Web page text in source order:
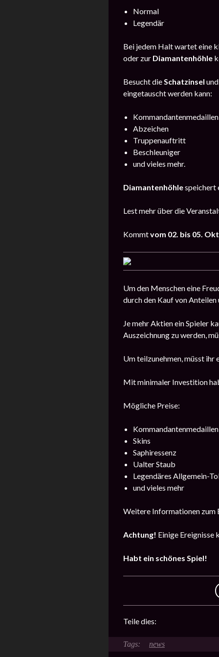
Normal
Legendär
Bei jedem Halt wartet eine
oder zur Diamantenhöhle
Besucht die Schatzinsel
eingetauscht werden kann:
Kommandantenmedaillen
Abzeichen
Truppenauftritt
Beschleuniger
und vieles mehr.
Diamantenhöhlespeichert
Lest mehr über die
Kommtvom 02. bis 05.
Um den Menschen eine
durch den Kauf von
Je mehr Aktien ein Spieler
Auszeichnung zu werden,
Um teilzunehmen, müsst
Mit minimaler Investition
Mögliche Preise:
Kommandantenmedaillen
Skins
Saphiressenz
Ualter Staub
Legendäres Allgemein-
und vieles mehr
Weitere Informationen zum
Achtung! Einige Ereignisse
Habt ein schönes Spiel!
Teile dies:
news